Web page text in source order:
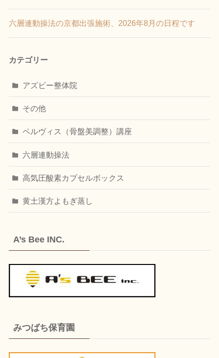
六層連動操法の京都出張施術、2026年8月の日程です
カテゴリー
アズビー整体院
その他
ペルヴィス（骨盤美調整）講座
六層連動操法
高気圧酸素カプセルボックス
黄土漢方よもぎ蒸し
A’s Bee INC.
みつばち保育園